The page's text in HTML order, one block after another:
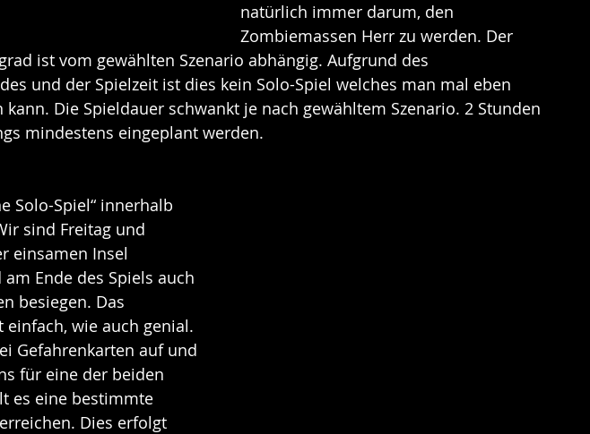
natürlich immer darum, den
Zombiemassen Herr zu werden. Der
ist vom gewählten Szenario abhängig. Aufgrund des
und der Spielzeit ist dies kein Solo-Spiel welches man mal eben
kann. Die Spieldauer schwankt je nach gewähltem Szenario. 2 Stunden
mindestens eingeplant werden.
Solo-Spiel“ innerhalb
sind Freitag und
einsamen Insel
Ende des Spiels auch
besiegen. Das
einfach, wie auch genial.
Gefahrenkarten auf und
für eine der beiden
es eine bestimmte
Dies erfolgt